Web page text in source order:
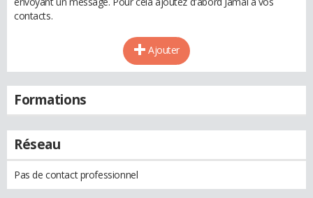
contacts.
Ajouter
Formations
Réseau
Pas de contact professionnel